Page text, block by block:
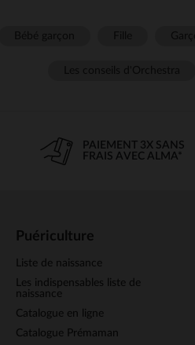
PAIEMENT 3X SANS
FRAIS AVEC ALMA*
Puériculture
Liste de naissance
Les indispensables liste de
naissance
Catalogue en ligne
Catalogue Prémaman